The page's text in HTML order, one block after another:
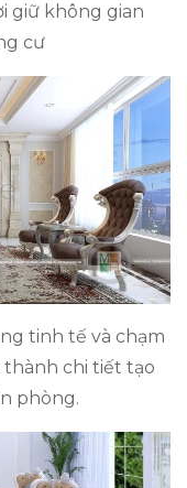
giữ không gian
cư
tinh tế và chạm
chi tiết tạo
phòng.